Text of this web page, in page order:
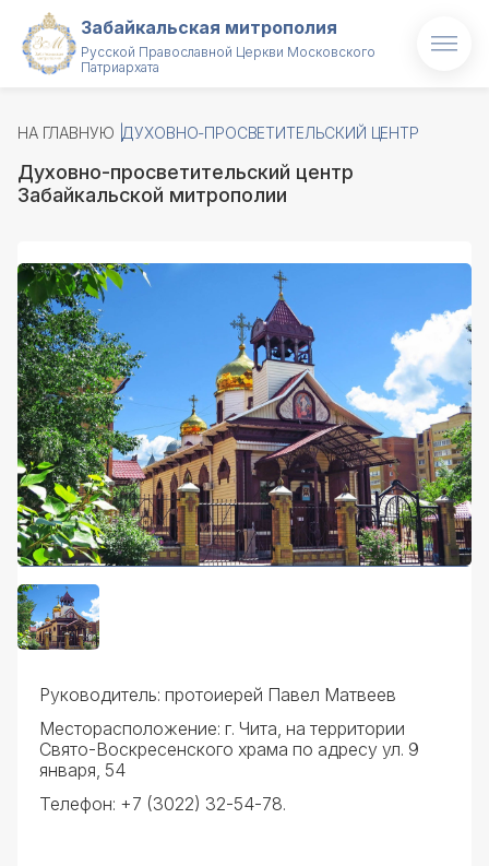
Забайкальская митрополия
Русской Православной Церкви Московского
Патриархата
О митрополии
Митрополит
Проекты
Образование
Святые и святыни
Контакты
НА ГЛАВНУЮ ДУХОВНО-ПРОСВЕТИТЕЛЬСКИЙ ЦЕНТР
Духовно-просветительский центр
Забайкальской митрополии
Руководитель: протоиерей Павел Матвеев
Месторасположение: г. Чита, на территории
Свято-Воскресенского храма по адресу ул. 9
января, 54
Телефон: +7 (3022) 32-54-78.